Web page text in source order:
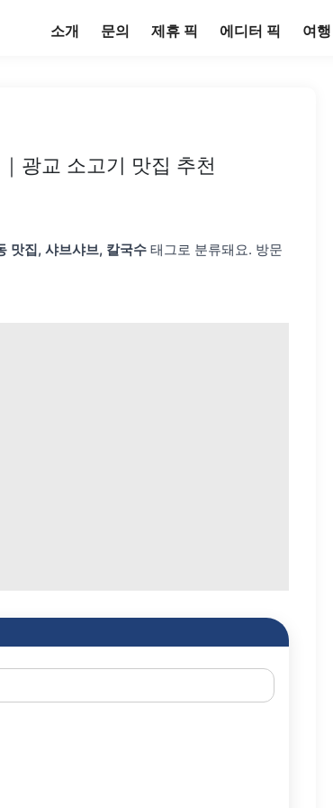
소개 문의 제휴 픽 에디터 픽 여
광교 소고기 맛집 추천
맛집, 샤브샤브, 칼국수 태그로 분류돼요. 방문